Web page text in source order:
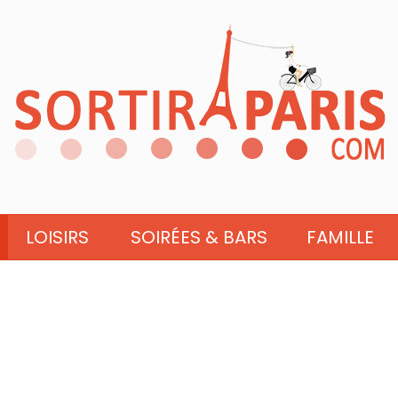
LOISIRS SOIRÉES & BARS FAMILLE